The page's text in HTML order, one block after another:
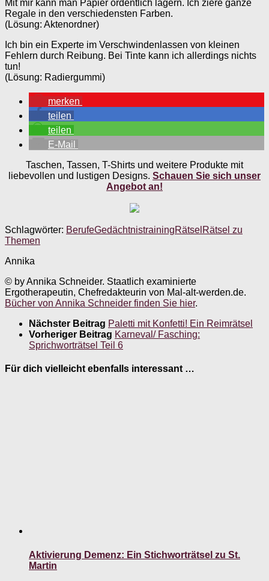
Mit mir kann man Papier ordentlich lagern. Ich ziere ganze
Regale in den verschiedensten Farben.
(Lösung: Aktenordner)
Ich bin ein Experte im Verschwindenlassen von kleinen
Fehlern durch Reibung. Bei Tinte kann ich allerdings nichts
tun!
(Lösung: Radiergummi)
merken
teilen
teilen
E-Mail
Taschen, Tassen, T-Shirts und weitere Produkte mit
liebevollen und lustigen Designs. Schauen Sie sich unser
Angebot an!
Schlagwörter: BerufeGedächtnistrainingRätsel Rätsel zu
Themen
Annika
© by Annika Schneider. Staatlich examinierte
Ergotherapeutin, Chefredakteurin von Mal-alt-werden.de.
Bücher von Annika Schneider finden Sie hier.
Nächster Beitrag Paletti mit Konfetti! Ein Reimrätsel
Vorheriger Beitrag Karneval/ Fasching:
Sprichworträtsel Teil 6
Für dich vielleicht ebenfalls interessant …
Aktivierung Demenz: Ein Stichworträtsel zu St.
Martin